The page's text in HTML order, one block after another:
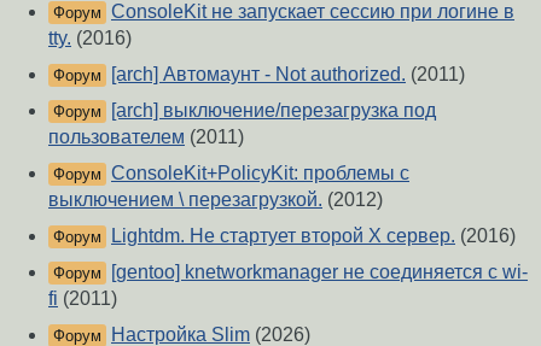
Форум ConsoleKit не запускает сессию при логине в
tty. (2016)
Форум [arch] Автомаунт - Not authorized. (2011)
Форум
[arch] выключение/перезагрузка под
пользователем (2011)
Форум ConsoleKit+PolicyKit: проблемы с
выключением \ перезагрузкой. (2012)
Форум Lightdm. Не стартует второй Х сервер. (2016)
Форум
[gentoo] knetworkmanager не соединяется с wi-
fi (2011)
Форум Настройка Slim (2026)